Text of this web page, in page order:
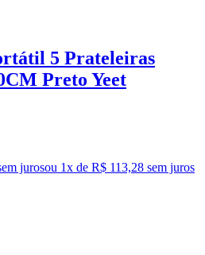
5 Prateleiras
Preto Yeet
jurosou 1x de R$ 113,28 sem juros